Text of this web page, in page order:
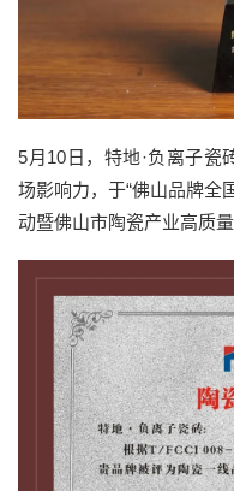
5月10日，特地·负离子瓷
场影响力，于“佛山品牌全
动暨佛山市陶瓷产业高质